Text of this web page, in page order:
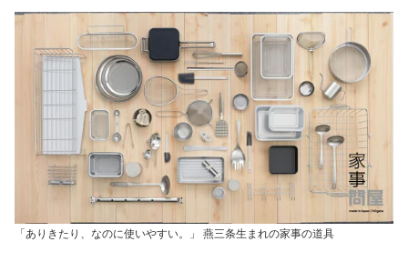
リア かわいい パンダ置
物 座布団付き ギフト プ
レゼント 開店祝い 引越
し祝い 新築祝い 誕生日
贈り物 玄関飾り 作家 癒
し オブジェ 幸運アイテ
ティーカップ ギフト プ
レゼント フレンチブル
効果 鍋もの スープ
味噌汁 シチュー 土
鍋 耐熱陶器 おいし
い 牧田亮 おしゃれ
手作り デザイン 匠の
技 土鍋
「ありきたり、なのに使いやすい。」 燕三条生まれの家事の道具